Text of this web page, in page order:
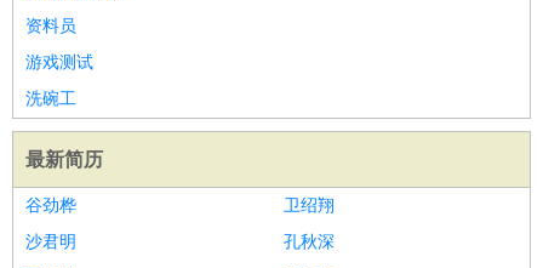
资料员
游戏测试
洗碗工
最新简历
谷劲桦
卫绍翔
沙君明
孔秋深